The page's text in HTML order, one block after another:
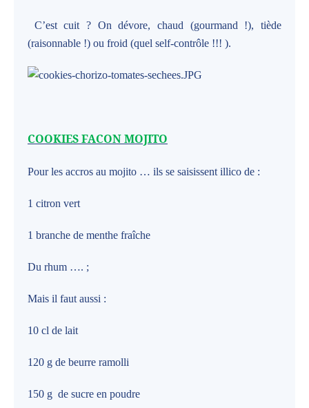
C’est cuit ? On dévore, chaud (gourmand !), tiède
(raisonnable !) ou froid (quel self-contrôle !!! ).
COOKIES FACON MOJITO
Pour les accros au mojito … ils se saisissent illico de :
1 citron vert
1 branche de menthe fraîche
Du rhum …. ;
Mais il faut aussi :
10 cl de lait
120 g de beurre ramolli
150 g de sucre en poudre